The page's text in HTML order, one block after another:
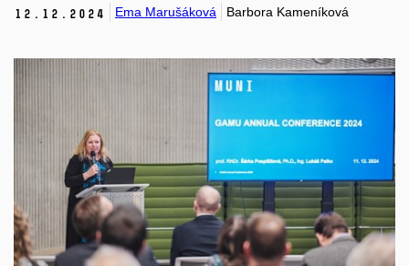
12. 12. 2024 Ema Marušáková Barbora Kameníková